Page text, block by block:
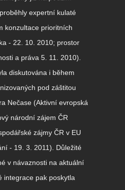
expertní kulaté
konzultace prioritních
- 22. 10. 2010; prostor
a práva 5. 11. 2010).
diskutována i během
pod záštitou
Nečase (Aktivní evropská
národní zájem ČR
zájmy ČR v EU
- 19. 3. 2011). Důležité
v návaznosti na aktuální
integrace pak poskytla